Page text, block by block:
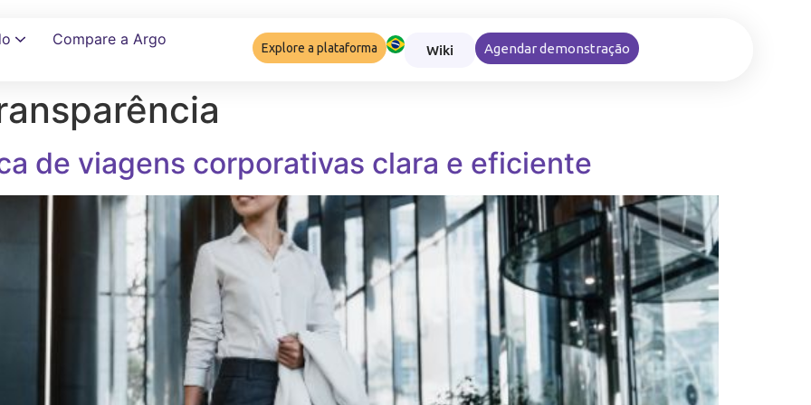
Compare a Argo
Explore a plataforma Wiki Agendar demonstração
de viagens corporativas clara e eficiente